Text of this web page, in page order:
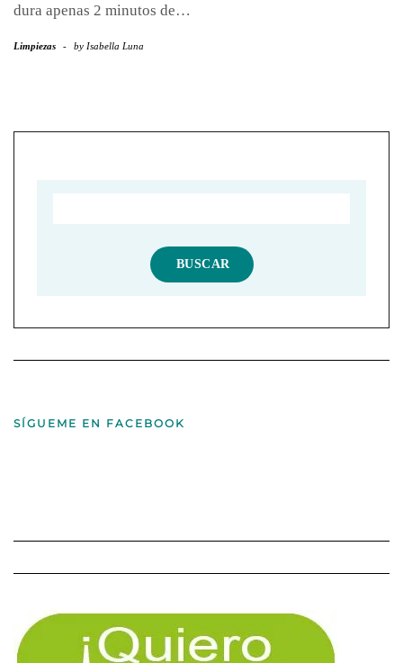
dura apenas 2 minutos de…
Limpiezas - by Isabella Luna
SÍGUEME EN FACEBOOK